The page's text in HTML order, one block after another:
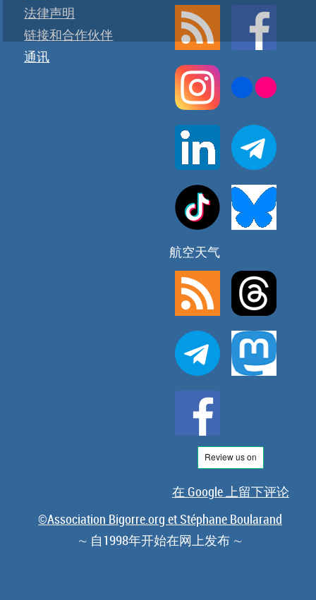
法律声明
链接和合作伙伴
通讯
航空天气
在 Google 上留下评论
©Association Bigorre.org et Stéphane Boularand
∼ 自1998年开始在网上发布 ∼